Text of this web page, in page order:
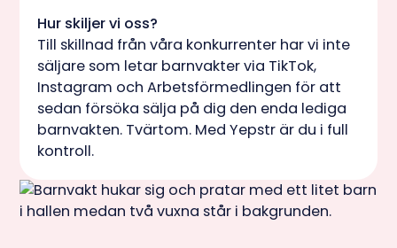
Hur skiljer vi oss?
Till skillnad från våra konkurrenter har vi inte
säljare som letar barnvakter via TikTok,
Instagram och Arbetsförmedlingen för att
sedan försöka sälja på dig den enda lediga
barnvakten. Tvärtom. Med Yepstr är du i full
kontroll.